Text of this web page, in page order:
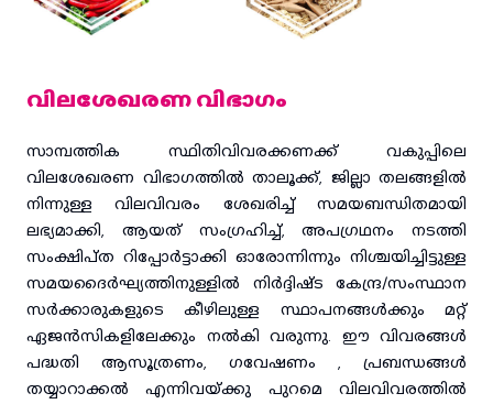
വിലശേഖരണ വിഭാഗം
സാമ്പത്തിക സ്ഥിതിവിവരക്കണക്ക് വകുപ്പിലെ
വിലശേഖരണ വിഭാഗത്തിൽ താലൂക്ക്, ജില്ലാ തലങ്ങളിൽ
നിന്നുള്ള വിലവിവരം ശേഖരിച്ച് സമയബന്ധിതമായി
ലഭ്യമാക്കി, ആയത് സംഗ്രഹിച്ച്, അപഗ്രഥനം നടത്തി
സംക്ഷിപ്ത റിപ്പോർട്ടാക്കി ഓരോന്നിന്നും നിശ്ചയിച്ചിട്ടുള്ള
സമയദൈർഘ്യത്തിനുള്ളിൽ നിർദ്ദിഷ്ട കേന്ദ്ര/സംസ്ഥാന
സർക്കാരുകളുടെ കീഴിലുള്ള സ്ഥാപനങ്ങൾക്കും മറ്റ്
ഏജൻസികളിലേക്കും നൽകി വരുന്നു. ഈ വിവരങ്ങൾ
പദ്ധതി ആസൂത്രണം, ഗവേഷണം , പ്രബന്ധങ്ങൾ
തയ്യാറാക്കൽ എന്നിവയ്ക്കു പുറമെ വിലവിവരത്തിൽ